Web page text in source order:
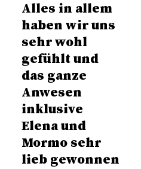
Alles in allem
haben wir uns
sehr wohl
gefühlt und
das ganze
Anwesen
inklusive
Elena und
Mormo sehr
lieb gewonnen